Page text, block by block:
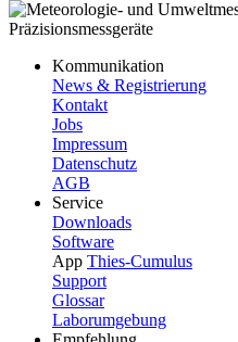
Kommunikation
News & Registrierung
Kontakt
Jobs
Impressum
Datenschutz
AGB
Service
Downloads
Software
App Thies-Cumulus
Support
Glossar
Laborumgebung